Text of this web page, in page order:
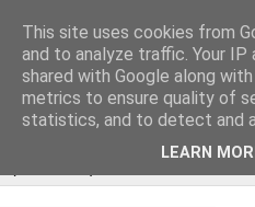
Online
körű
This site uses cookies from
and to analyze traffic. Your IP
shared with Google along
metrics to ensure quality of
statistics, and to detect and
LEARN